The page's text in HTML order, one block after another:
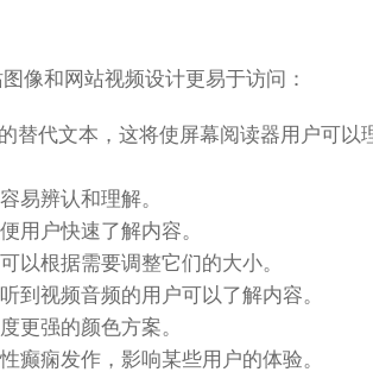
像和网站视频设计更易于访问：
替代文本，这将使屏幕阅读器用户可
易辨认和理解。
用户快速了解内容。
以根据需要调整它们的大小。
到视频音频的用户可以了解内容。
更强的颜色方案。
癫痫发作，影响某些用户的体验。